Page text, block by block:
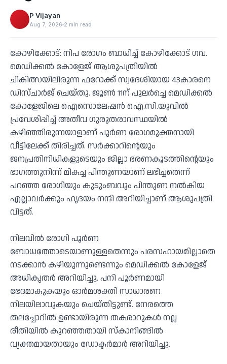
P Vijayan
Aug 7, 2026 2 min read
കോഴിക്കോട്: നിപ രോഗം ബാധിച്ച് കോഴിക്കോട് ഗവ.
മെഡിക്കല്‍ കോളേജ് ആശുപത്രിയില്‍
ചികിത്സയിലിരുന്ന ഫറോക്ക് സ്വദേശിയായ 43കാരനെ
ഡിസ്ചാര്‍ജ് ചെയ്തു. ജൂണ്‍ 11ന് പുലര്‍ച്ചെ മെഡിക്കല്‍
കോളേജിലെ ഐസൊലേഷന്‍ ഐ.സി.യുവില്‍
പ്രവേശിപ്പിച്ച് അതീവ ഗുരുതരാവസ്ഥയില്‍
കഴിഞ്ഞിരുന്നയാളാണ് പൂര്‍ണ രോഗമുക്തനായി
വീട്ടിലേക്ക് തിരിച്ചത്. സര്‍ക്കാറിന്റെയും
ജനപ്രതിനിധികളുടെയും ജില്ലാ ഭരണകൂടത്തിന്റെയും
ഭാഗത്തുനിന്ന് മികച്ച പിന്തുണയാണ് ലഭിച്ചതെന്ന്
പറഞ്ഞ രോഗിയും കുടുംബവും പിന്തുണ നല്‍കിയ
എല്ലാവര്‍ക്കും ഹൃദയം നന്ദി അറിയിച്ചാണ് ആശുപത്രി
വിട്ടത്.
നിലവില്‍ രോഗി പൂര്‍ണ
ബോധത്തോടെയാണുള്ളതെന്നും പരസഹായമില്ലാതെ
നടക്കാന്‍ കഴിയുന്നുണ്ടെന്നും മെഡിക്കല്‍ കോളേജ്
അധികൃതര്‍ അറിയിച്ചു. പനി പൂര്‍ണമായി
ഭേദമാകുകയും ഓര്‍മശക്തി സാധാരണ
നിലയിലാവുകയും ചെയ്തിട്ടുണ്ട്. നേരത്തെ
തലച്ചോറില്‍ ഉണ്ടായിരുന്ന തകരാറുകള്‍ നല്ല
രീതിയില്‍ കുറഞ്ഞതായി സ്‌കാനിങ്ങില്‍
വ്യക്തമായതായും ഡോക്ടര്‍മാര്‍ അറിയിച്ചു.